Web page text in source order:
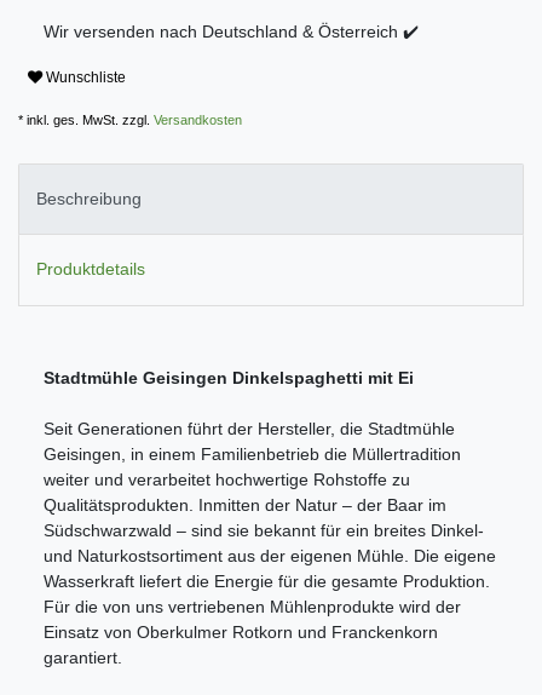
Wir versenden nach Deutschland & Österreich ✔️
Wunschliste
* inkl. ges. MwSt. zzgl. Versandkosten
Beschreibung
Produktdetails
Stadtmühle Geisingen Dinkelspaghetti mit Ei
Seit Generationen führt der Hersteller, die Stadtmühle
Geisingen, in einem Familienbetrieb die Müllertradition
weiter und verarbeitet hochwertige Rohstoffe zu
Qualitätsprodukten. Inmitten der Natur – der Baar im
Südschwarzwald – sind sie bekannt für ein breites Dinkel-
und Naturkostsortiment aus der eigenen Mühle. Die eigene
Wasserkraft liefert die Energie für die gesamte Produktion.
Für die von uns vertriebenen Mühlenprodukte wird der
Einsatz von Oberkulmer Rotkorn und Franckenkorn
garantiert.